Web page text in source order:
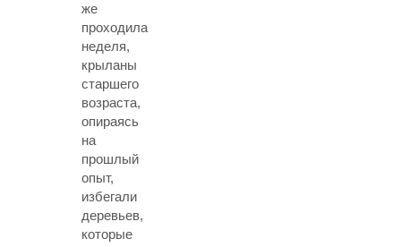
же
проходила
неделя,
крыланы
старшего
возраста,
опираясь
на
прошлый
опыт,
избегали
деревьев,
которые